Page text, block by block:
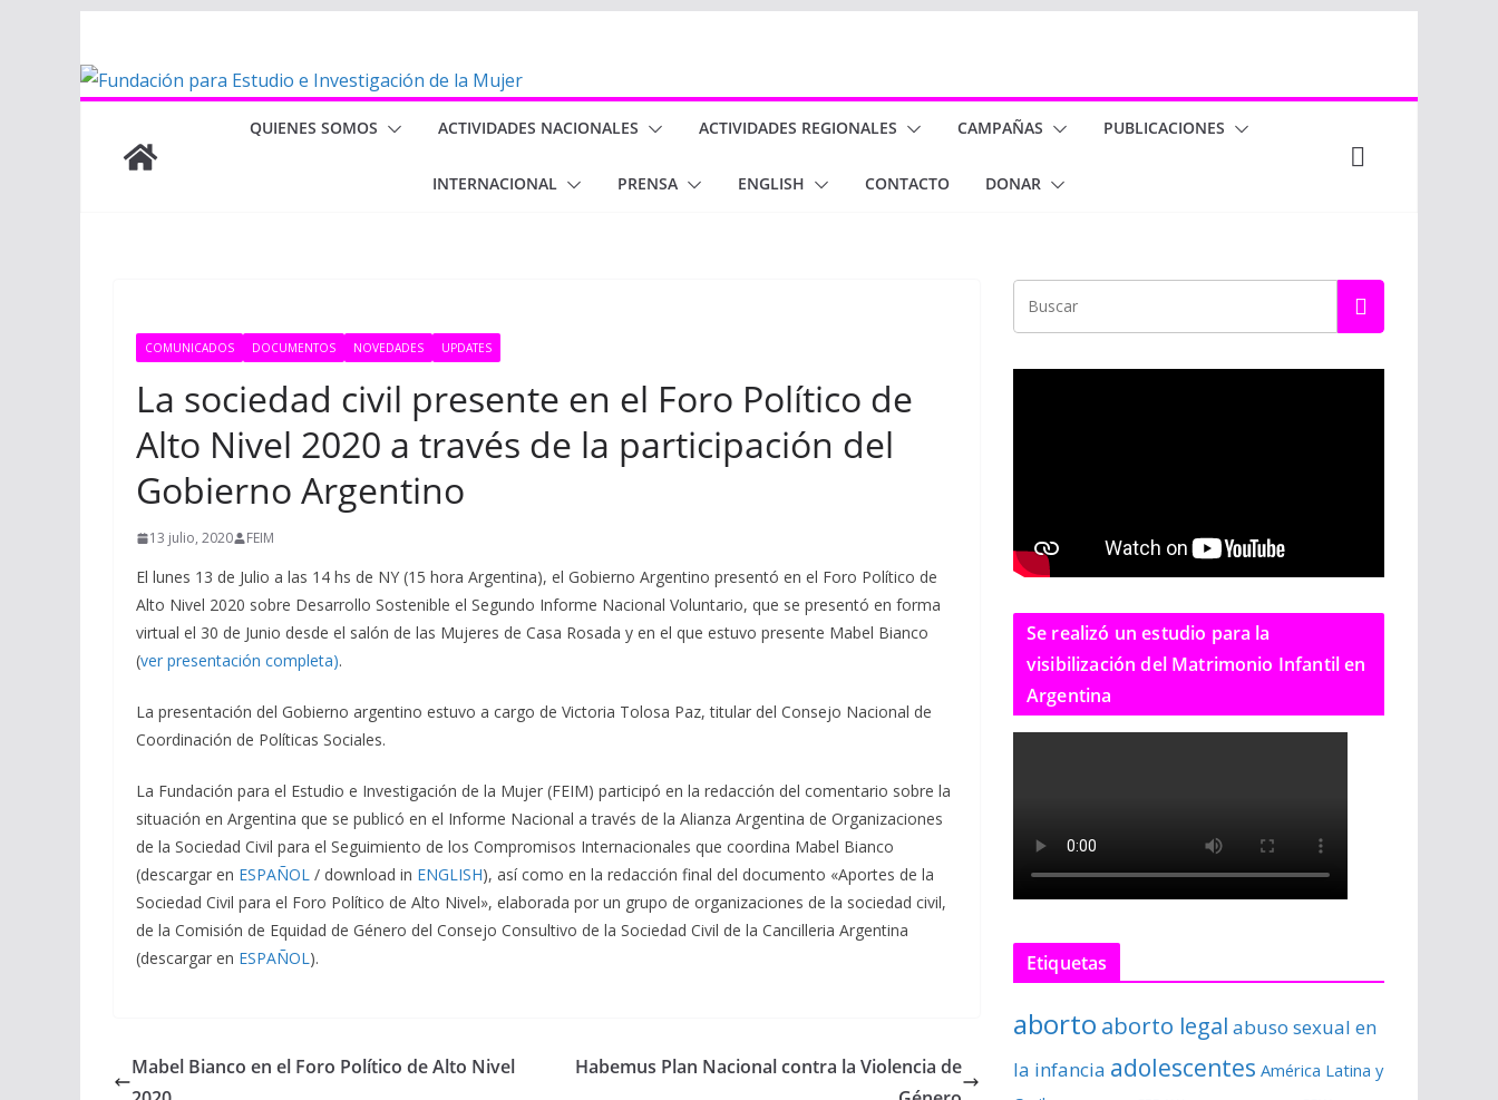
contenido
QUIENES SOMOS ACTIVIDADES NACIONALES ACTIVIDADES REGIONALES CAMPAÑAS PUBLICACIONES
INTERNACIONAL PRENSA ENGLISH CONTACTO DONAR
COMUNICADOS DOCUMENTOS NOVEDADES UPDATES
La sociedad civil presente en el Foro Político de
Alto Nivel 2020 a través de la participación del
Gobierno Argentino
13 julio, 2020 FEIM
El lunes 13 de Julio a las 14 hs de NY (15 hora Argentina), el Gobierno Argentino presentó en el Foro Político de
Alto Nivel 2020 sobre Desarrollo Sostenible el Segundo Informe Nacional Voluntario, que se presentó en forma
virtual el 30 de Junio desde el salón de las Mujeres de Casa Rosada y en el que estuvo presente Mabel Bianco
(ver presentación completa).
La presentación del Gobierno argentino estuvo a cargo de Victoria Tolosa Paz, titular del Consejo Nacional de
Coordinación de Políticas Sociales.
La Fundación para el Estudio e Investigación de la Mujer (FEIM) participó en la redacción del comentario sobre la
situación en Argentina que se publicó en el Informe Nacional a través de la Alianza Argentina de Organizaciones
de la Sociedad Civil para el Seguimiento de los Compromisos Internacionales que coordina Mabel Bianco
(descargar en ESPAÑOL / download in ENGLISH), así como en la redacción final del documento «Aportes de la
Sociedad Civil para el Foro Político de Alto Nivel», elaborada por un grupo de organizaciones de la sociedad civil,
de la Comisión de Equidad de Género del Consejo Consultivo de la Sociedad Civil de la Cancilleria Argentina
(descargar en ESPAÑOL).
Mabel Bianco en el Foro Político de Alto Nivel
Habemus Plan Nacional contra la Violencia de
Se realizó un estudio para la
visibilización del Matrimonio Infantil en
Argentina
Etiquetas
aborto aborto legal abuso sexual en
la infancia adolescentes América Latina y